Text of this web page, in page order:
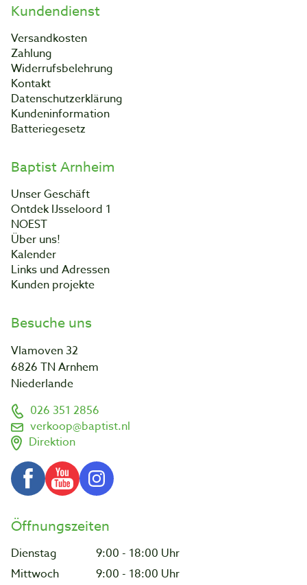
Kundendienst
Versandkosten
Zahlung
Widerrufsbelehrung
Kontakt
Datenschutzerklärung
Kundeninformation
Batteriegesetz
Baptist Arnheim
Unser Geschäft
Ontdek IJsseloord 1
NOEST
Über uns!
Kalender
Links und Adressen
Kunden projekte
Besuche uns
Vlamoven 32
6826 TN Arnhem
Niederlande
026 351 2856
verkoop@baptist.nl
Direktion
Öffnungszeiten
Dienstag
9:00 - 18:00 Uhr
Mittwoch
9:00 - 18:00 Uhr